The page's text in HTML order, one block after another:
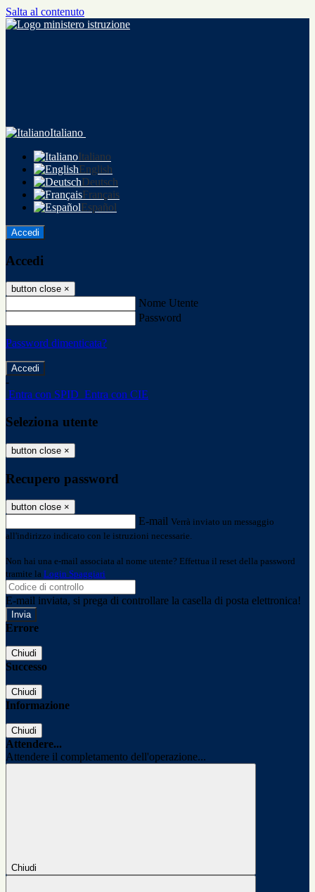
Salta al contenuto
Italiano
Italiano
English
Deutsch
Français
Español
Accedi
Accedi
button close ×
Nome Utente
Password
Password dimenticata?
-
Entra con SPID Entra con CIE
Seleziona utente
button close ×
Recupero password
button close ×
E-mail Verrà inviato un messaggio
all'indirizzo indicato con le istruzioni necessarie.
Non hai una e-mail associata al nome utente? Effettua il reset della password
tramite la Login Spaggiari
E-mail inviata, si prega di controllare la casella di posta elettronica!
Errore
Chiudi
Successo
Chiudi
Informazione
Chiudi
Attendere...
Attendere il completamento dell'operazione...
Chiudi